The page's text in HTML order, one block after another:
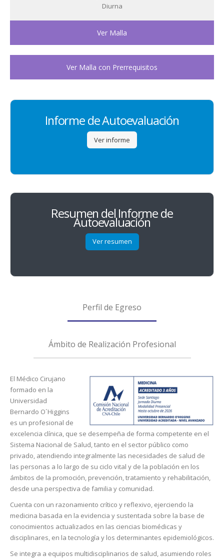
Diurna
Ver Malla
Ver Malla con Prerrequisitos
Informe de Autoevaluación
Ver informe
Resumen del Informe de
Autoevaluación
Ver resumen
Perfil de Egreso
Ámbito de Realización Profesional
El Médico Cirujano
formado en la
Universidad
Bernardo O´Higgins
es un profesional de
excelencia clínica, que se desempeña de forma competente en el
Sistema Nacional de Salud, tanto en el sector público como
privado, atendiendo integralmente las necesidades de salud de
las personas a lo largo de su ciclo vital y de la población en los
ámbitos de la promoción, prevención, tratamiento y rehabilitación,
desde una perspectiva de familia y comunidad.
Cuenta con un razonamiento crítico y reflexivo, ejerciendo la
medicina basada en la evidencia y sustentada sobre la base de
conocimientos actualizados en las ciencias biomédicas y
disciplinares, en la tecnología y los determinantes epidemiológicos.
Se integra a equipos multidisciplinarios de salud, asumiendo roles